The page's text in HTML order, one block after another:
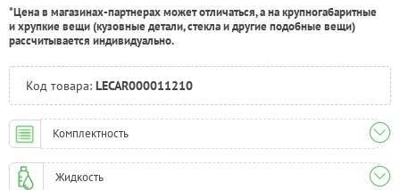
*Цена в магазинах-партнерах может отличаться, а на крупногабаритные
и хрупкие вещи (кузовные детали, стекла и другие подобные вещи)
рассчитывается индивидуально.
Код товара: LECAR000011210
Комплектность
Жидкость